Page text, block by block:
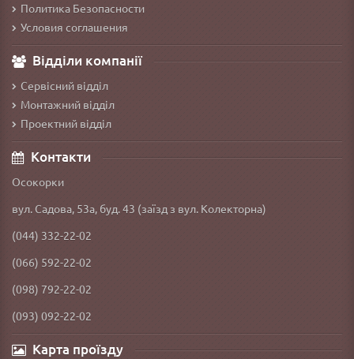
Политика Безопасности
Условия соглашения
Відділи компанії
Сервісний відділ
Монтажний відділ
Проектний відділ
Контакти
Осокорки
вул. Садова, 53а, буд. 43 (заїзд з вул. Колекторна)
(044) 332-22-02
(066) 592-22-02
(098) 792-22-02
(093) 092-22-02
Карта проїзду